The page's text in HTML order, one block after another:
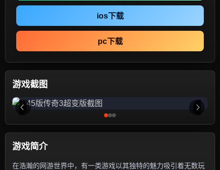
ios下载
pc下载
游戏截图
游戏简介
在浩瀚的网游世界中，有一类游戏以其独特的魅力吸引着无数玩